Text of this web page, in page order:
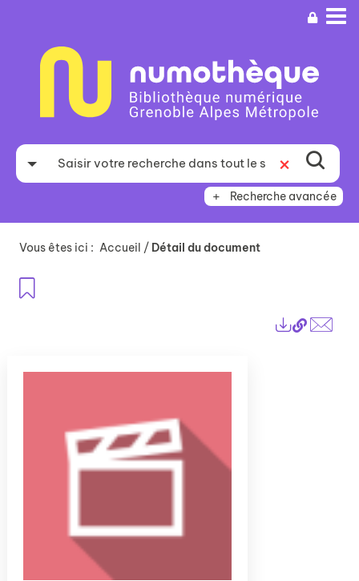
recherche
Recherche avancée
Vous êtes ici : Accueil / Détail du document
Lien